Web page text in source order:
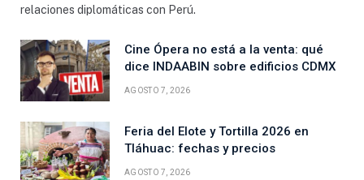
relaciones diplomáticas con Perú.
Cine Ópera no está a la venta: qué
dice INDAABIN sobre edificios CDMX
AGOSTO 7, 2026
Feria del Elote y Tortilla 2026 en
Tláhuac: fechas y precios
AGOSTO 7, 2026